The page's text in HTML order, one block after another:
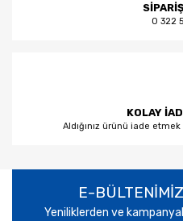
0 322
KOLAY
Aldığınız ürünü iade
E-
Yeniliklerden ve